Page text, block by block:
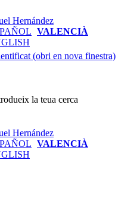
VALENCIÀ
(obri en nova finestra)
la teua cerca
VALENCIÀ